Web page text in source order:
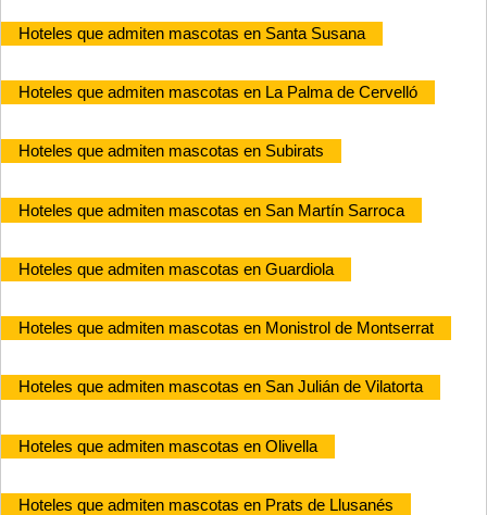
Hoteles que admiten mascotas en Santa Susana
Hoteles que admiten mascotas en La Palma de Cervelló
Hoteles que admiten mascotas en Subirats
Hoteles que admiten mascotas en San Martín Sarroca
Hoteles que admiten mascotas en Guardiola
Hoteles que admiten mascotas en Monistrol de Montserrat
Hoteles que admiten mascotas en San Julián de Vilatorta
Hoteles que admiten mascotas en Olivella
Hoteles que admiten mascotas en Prats de Llusanés